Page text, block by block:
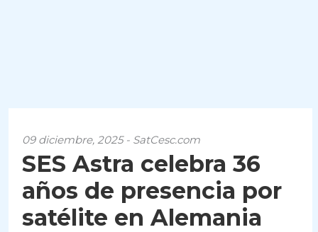
09 diciembre, 2025 - SatCesc.com
SES Astra celebra 36
años de presencia por
satélite en Alemania